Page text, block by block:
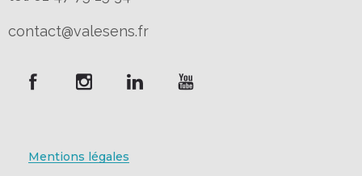
contact@valesens.fr
Mentions légales